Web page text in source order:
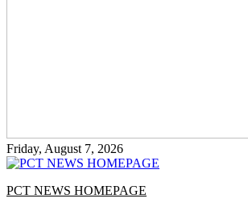
Friday, August 7, 2026
PCT NEWS HOMEPAGE